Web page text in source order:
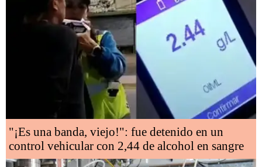
"¡Es una banda, viejo!": fue detenido en un
control vehicular con 2,44 de alcohol en sangre